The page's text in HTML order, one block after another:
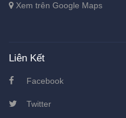
Xem trên Google Maps
Liên Kết
Facebook
Twitter